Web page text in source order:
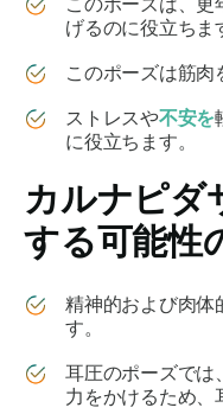
このポーズは、更
げるのに役立ちま
このポーズは筋肉
ストレスや不安を
に役立ちます。
カルナピダ
する可能性
精神的および肉体
す。
耳圧のポーズでは
力をかけるため、